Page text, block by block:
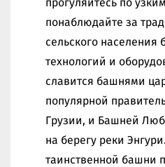
понаблюдайте за
сельского населения
технологий и
славится башнями
популярной
Грузии, и Башней
на берегу реки
таинственной башни